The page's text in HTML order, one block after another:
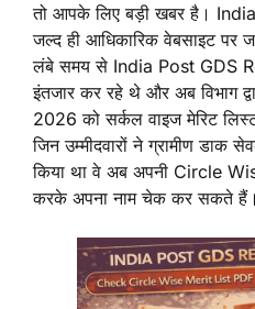
तो आपके लिए बड़ी खबर है।
जल्द ही आधिकारिक वेबसाइट पर
लंबे समय से India Post GDS
इंतजार कर रहे थे और अब विभाग
2026 को सर्कल वाइज मेरिट
जिन उम्मीदवारों ने ग्रामीण डाक
किया था वे अब अपनी Circle
करके अपना नाम चेक कर सकते हैं।